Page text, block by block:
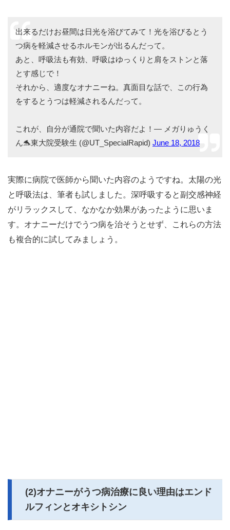
出来るだけお昼間は日光を浴びてみて！光を浴びるとう
つ病を軽減させるホルモンが出るんだって。
あと、呼吸法も有効、呼吸はゆっくりと肩をストンと落
とす感じで！
それから、適度なオナニーね。真面目な話で、この行為
をするとうつは軽減されるんだって。
これが、自分が通院で聞いた内容だよ！— メガりゅうく
ん🐬東大院受験生 (@UT_SpecialRapid) June 18, 2018
実際に病院で医師から聞いた内容のようですね。太陽の光
と呼吸法は、筆者も試しました。深呼吸すると副交感神経
がリラックスして、なかなか効果があったように思いま
す。オナニーだけでうつ病を治そうとせず、これらの方法
も複合的に試してみましょう。
(2)オナニーがうつ病治療に良い理由はエンド
ルフィンとオキシトシン